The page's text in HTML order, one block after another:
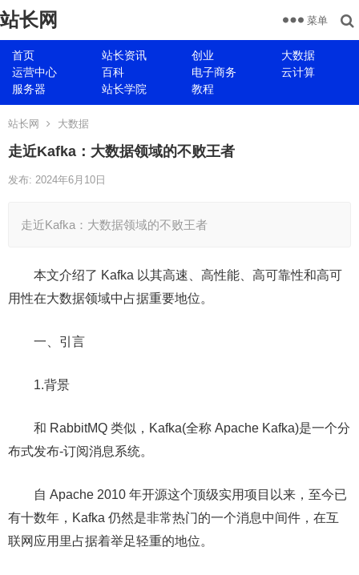
站长网
首页 站长资讯 创业
大数据
运营中心
百科 电子商务
云计算
服务器
站长学院 教程
菜单
站长网 大数据
走近Kafka：大数据领域的不败王者
发布: 2024年6月10日
走近Kafka：大数据领域的不败王者
本文介绍了 Kafka 以其高速、高性能、高可靠性和高可
用性在大数据领域中占据重要地位。
一、引言
1.背景
和 RabbitMQ 类似，Kafka(全称 Apache Kafka)是一个分
布式发布-订阅消息系统。
自 Apache 2010 年开源这个顶级实用项目以来，至今已
有十数年，Kafka 仍然是非常热门的一个消息中间件，在互
联网应用里占据着举足轻重的地位。